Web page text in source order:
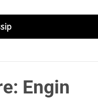
Engin